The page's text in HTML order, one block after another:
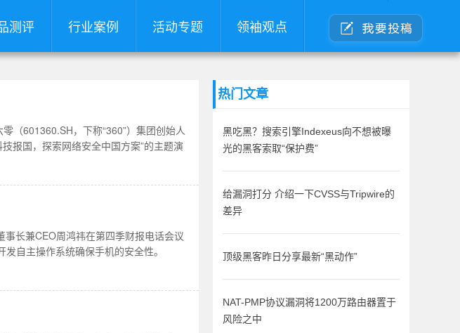
测评 行业案例 活动专题 领袖观点
（601360.SH，下称“360”）集团创始人
报国，探索网络安全中国方案”的主题演
长兼CEO周鸿祎在第四季财报电话会议
自主操作系统确保手机的安全性。
热门文章
黑吃黑？搜索引擎Indexeus向不想被曝
光的黑客索取“保护费”
给漏洞打分 介绍一下CVSS与Tripwire的
差异
顶级黑客昨日分享最新“黑动作”
NAT-PMP协议漏洞将1200万路由器置于
风险之中